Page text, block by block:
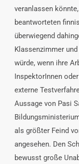
veranlassen könnte,
beantworteten
überwiegend
Klassenzimmer
würde, wenn ihre
InspektorInnen
externe
Aussage von Pasi
als größter Feind
angesehen. Den
bewusst große